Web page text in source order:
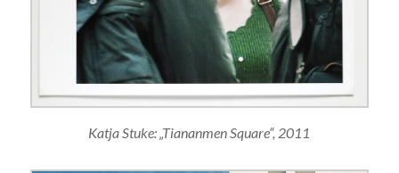
Katja Stuke: „Tiananmen Square“, 2011